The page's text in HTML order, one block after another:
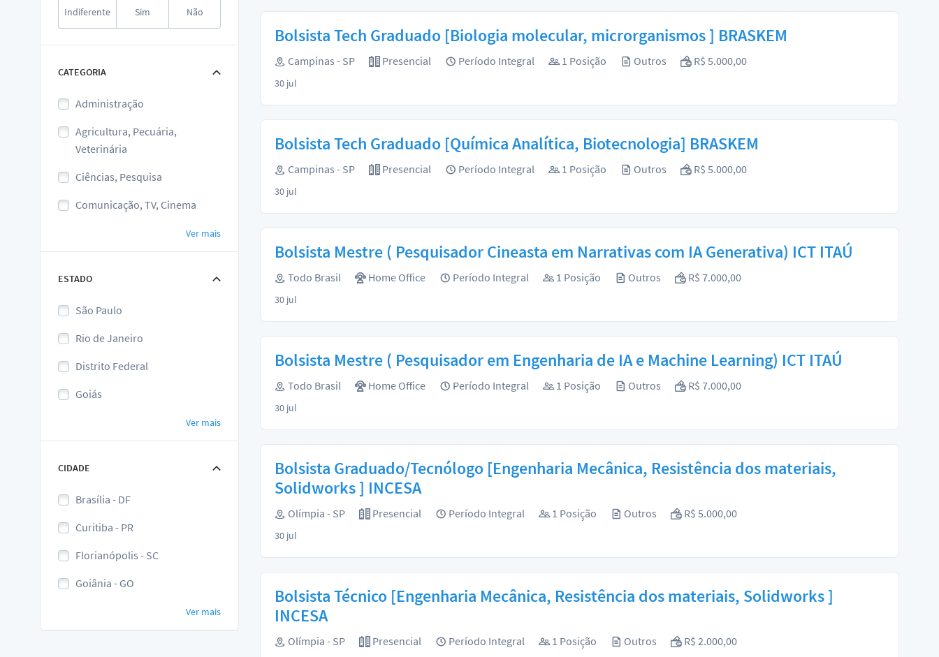
Indiferente Sim Não
CATEGORIA
Administração
Agricultura, Pecuária,
Veterinária
Ciências, Pesquisa
Comunicação, TV, Cinema
Ver mais
ESTADO
São Paulo
Rio de Janeiro
Distrito Federal
Goiás
Ver mais
CIDADE
Brasília - DF
Curitiba - PR
Florianópolis - SC
Goiânia - GO
Ver mais
Bolsista Tech Graduado [Biologia molecular, microrganismos ] BRASKEM
Campinas - SP Presencial Período Integral 1 Posição Outros R$ 5.000,00
30 jul
Bolsista Tech Graduado [Química Analítica, Biotecnologia] BRASKEM
Campinas - SP Presencial Período Integral 1 Posição Outros R$ 5.000,00
30 jul
Bolsista Mestre ( Pesquisador Cineasta em Narrativas com IA Generativa) ICT ITAÚ
Todo Brasil Home Office Período Integral 1 Posição Outros R$ 7.000,00
30 jul
Bolsista Mestre ( Pesquisador em Engenharia de IA e Machine Learning) ICT ITAÚ
Todo Brasil Home Office Período Integral 1 Posição Outros R$ 7.000,00
30 jul
Bolsista Graduado/Tecnólogo [Engenharia Mecânica, Resistência dos materiais,
Solidworks ] INCESA
Olímpia - SP Presencial Período Integral 1 Posição Outros R$ 5.000,00
30 jul
Bolsista Técnico [Engenharia Mecânica, Resistência dos materiais, Solidworks ]
INCESA
Olímpia - SP Presencial Período Integral 1 Posição Outros R$ 2.000,00